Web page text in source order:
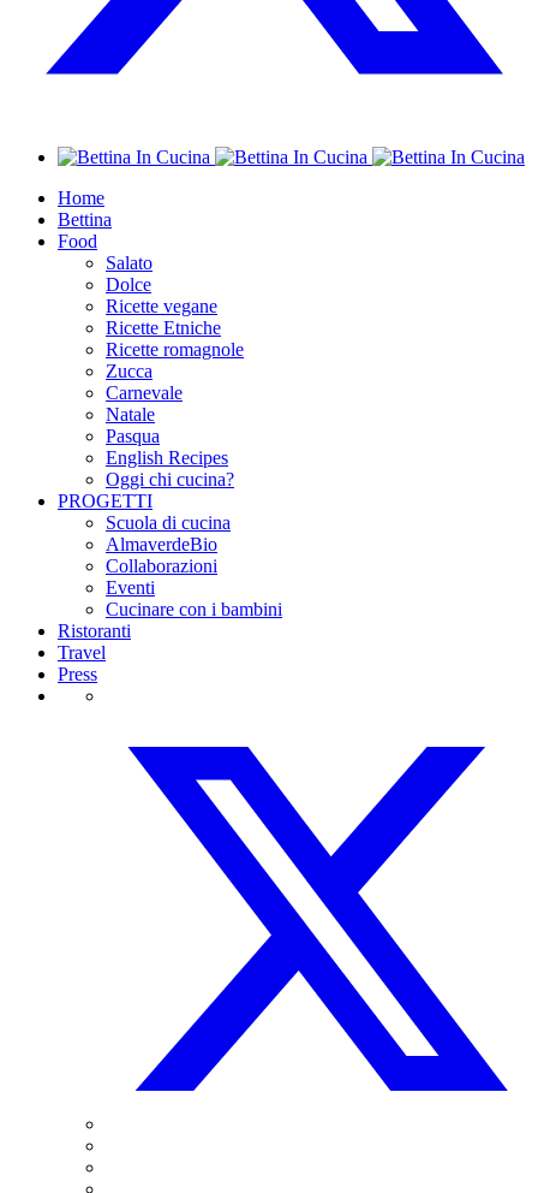
Home
Bettina
Food
Salato
Dolce
Ricette vegane
Ricette Etniche
Ricette romagnole
Zucca
Carnevale
Natale
Pasqua
English Recipes
Oggi chi cucina?
PROGETTI
Scuola di cucina
AlmaverdeBio
Collaborazioni
Eventi
Cucinare con i bambini
Ristoranti
Travel
Press